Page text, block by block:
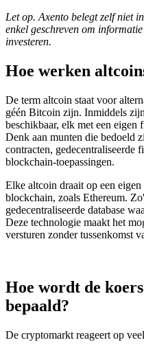
activates
the
screen
to
help
navigate
and
interact
with
the
content.
Let op. Axento belegt zelf niet
enkel geschreven om
investeren.
Hoe werken
De term altcoin staat voor
géén Bitcoin zijn. Inmiddels
beschikbaar, elk met een eigen
Denk aan munten die bedoeld
contracten,
blockchain-toepassingen.
Elke altcoin draait op een
blockchain, zoals Ethereum.
gedecentraliseerde database
Deze technologie maakt het
versturen zonder tussenkomst
Hoe wordt de
bepaald?
De cryptomarkt reageert op